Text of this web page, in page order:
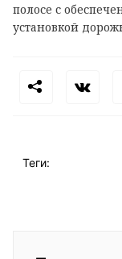
полосе с
установкой
Теги: